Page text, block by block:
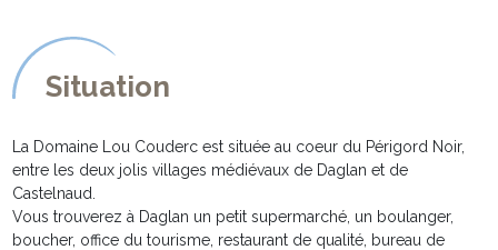
Situation
La Domaine Lou Couderc est située au coeur du Périgord Noir,
entre les deux jolis villages médiévaux de Daglan et de
Castelnaud.
Vous trouverez à Daglan un petit supermarché, un boulanger,
boucher, office du tourisme, restaurant de qualité, bureau de